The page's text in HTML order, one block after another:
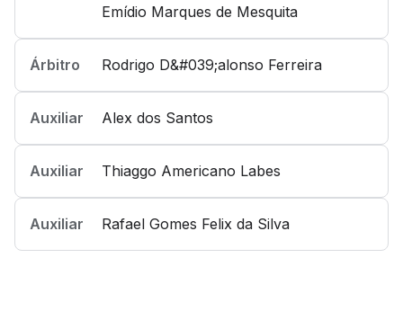
Emídio Marques de Mesquita
Árbitro Rodrigo D&#039;alonso Ferreira
Auxiliar Alex dos Santos
Auxiliar Thiaggo Americano Labes
Auxiliar Rafael Gomes Felix da Silva